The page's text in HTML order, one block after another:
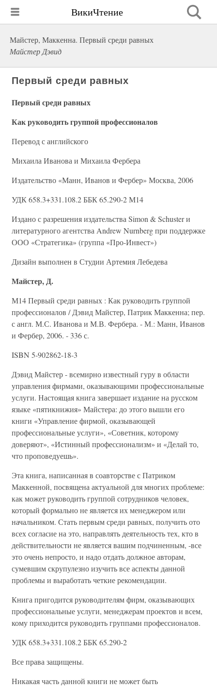
ВикиЧтение
Майстер, Маккенна. Первый среди равных
Майстер Дэвид
Первый среди равных
Первый среди равных
Как руководить группой профессионалов
Перевод с английского
Михаила Иванова и Михаила Фербера
Издательство «Манн, Иванов и Фербер» Москва, 2006
УДК 658.3+331.108.2 ББК 65.290-2 М14
Издано с разрешения издательства Simon & Schuster и
литературного агентства Andrew Nurnberg при поддержке
ООО «Стратегика» (группа «Про-Инвест»)
Дизайн выполнен в Студии Артемия Лебедева
Майстер, Д.
М14 Первый среди равных : Как руководить группой
профессионалов / Дэвид Майстер, Патрик Маккенна; пер.
с англ. М.С. Иванова и М.В. Фербера. - М.: Манн, Иванов
и Фербер, 2006. - 336 с.
ISBN 5-902862-18-3
Дэвид Майстер - всемирно известный гуру в области
управления фирмами, оказывающими профессиональные
услуги. Настоящая книга завершает издание на русском
языке «пятикнижия» Майстера: до этого вышли его
книги «Управление фирмой, оказывающей
профессиональные услуги», «Советник, которому
доверяют», «Истинный профессионализм» и «Делай то,
что проповедуешь».
Эта книга, написанная в соавторстве с Патриком
Маккенной, посвящена актуальной для многих проблеме:
как может руководить группой сотрудников человек,
который формально не является их менеджером или
начальником. Стать первым среди равных, получить ото
всех согласие на это, направлять деятельность тех, кто в
действительности не является вашим подчиненным, -все
это очень непросто, и надо отдать должное авторам,
сумевшим скрупулезно изучить все аспекты данной
проблемы и выработать четкие рекомендации.
Книга пригодится руководителям фирм, оказывающих
профессиональные услуги, менеджерам проектов и всем,
кому приходится руководить группами профессионалов.
УДК 658.3+331.108.2 ББК 65.290-2
Все права защищены.
Никакая часть данной книги не может быть